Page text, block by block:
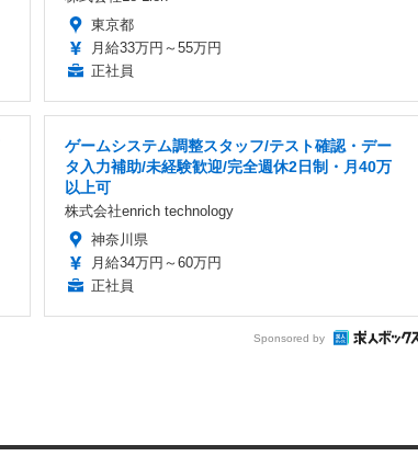
東京都
月給33万円～55万円
正社員
ゲームシステム調整スタッフ/テスト確認・デー
タ入力補助/未経験歓迎/完全週休2日制・月40万
以上可
株式会社enrich technology
神奈川県
月給34万円～60万円
正社員
Sponsored by